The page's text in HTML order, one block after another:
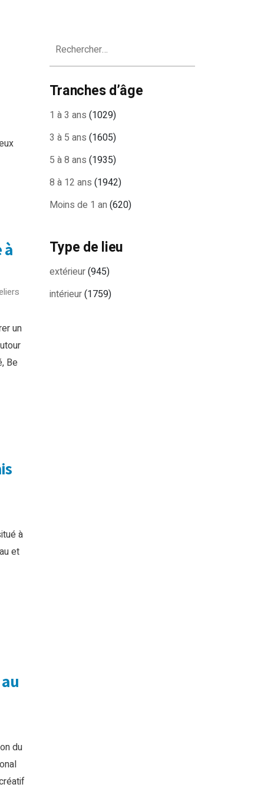
à
un
Be
à
et
du
Tranches d’âge
1 à 3 ans (1029)
3 à 5 ans (1605)
5 à 8 ans (1935)
8 à 12 ans (1942)
Moins de 1 an (620)
Type de lieu
extérieur(945)
intérieur(1759)